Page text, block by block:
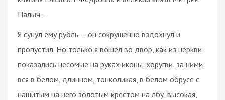
Палыч...
Я сунул ему рубль — он сокрушенно вздохнул и
пропустил. Но только я вошел во двор, как из церкви
показались несомые на руках иконы, хоругви, за ними,
вся в белом, длинном, тонколикая, в белом обрусе с
нашитым на него золотым крестом на лбу, высокая,